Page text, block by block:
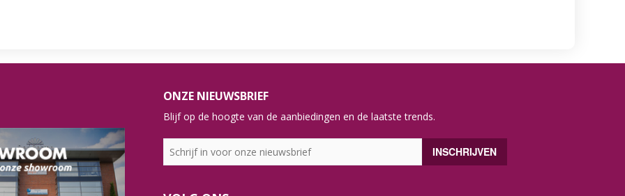
ONZE NIEUWSBRIEF
Blijf op de hoogte van de aanbiedingen en de laatste trends.